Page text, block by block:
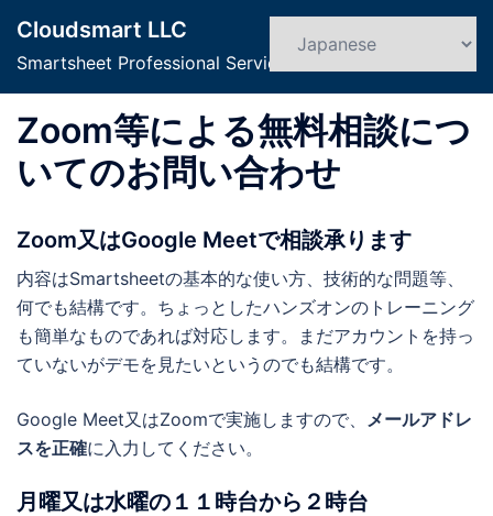
ン
Cloudsmart LLC
Smartsheet Professional Service
ト
グ
メ
Zoom等による無料相談につ
いてのお問い合わせ
Zoom又はGoogle Meetで相談承ります
内容はSmartsheetの基本的な使い方、技術的な問題等、
何でも結構です。ちょっとしたハンズオンのトレーニング
も簡単なものであれば対応します。まだアカウントを持っ
ていないがデモを見たいというのでも結構です。
Google Meet又はZoomで実施しますので、 メールアドレ
スを正確に入力してください。
月曜又は水曜の１１時台から２時台